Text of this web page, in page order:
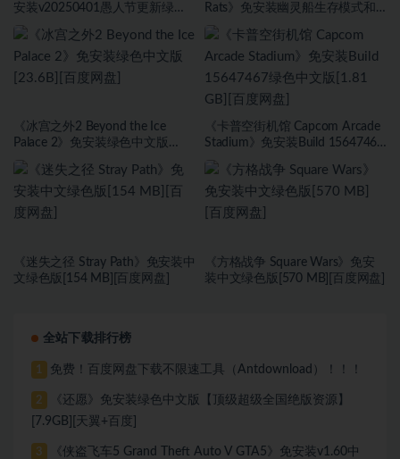
安装v20250401愚人节更新绿色
Rats》免安装幽灵船生存模式和
GB][百度网盘]
《冰宫之外2 Beyond the Ice
Palace 2》免安装绿色中文版
《卡普空街机馆 Capcom Arcade
Stadium》免安装Build 15647467
《迷失之径 Stray Path》免安装中
文绿色版[154 MB][百度网盘]
《方格战争 ⁤Square Wars》免安
装中文绿色版[570 MB][百度网盘]
全站下载排行榜
1 免费！百度网盘下载不限速工具（Antdownload）！！！
2
《还愿》免安装绿色中文版【顶级超级全国绝版资源】
[7.9GB][天翼+百度]
3
《侠盗飞车5 Grand Theft Auto V GTA5》免安装v1.60中